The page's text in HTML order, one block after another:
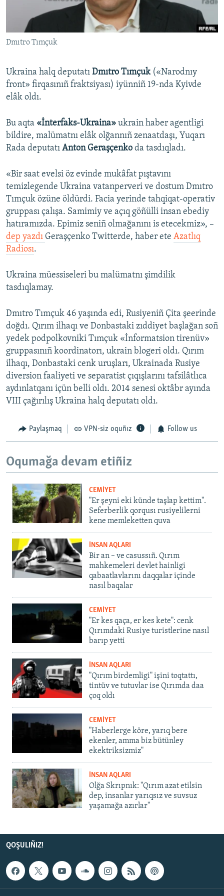
Русский
Українською
Dmıtro Tımçuk
Ukraina halq deputatı Dmıtro Tımçuk(«Narodnıy
front» firqasınıñ fraktsiyası) iyünniñ 19-nda Kyivde
elâk oldı.
Bu aqta «İnterfaks-Ukraina» ukrain haber agentligi
bildire, malümatnı elâk olğannıñ zenaatdaşı, Yuqarı
Rada deputatı Anton Geraşçenko da tasdıqladı.
«Bir saat evelsi öz evinde mukâfat pıştavını
temizlegende Ukraina vatanperveri ve dostum Dmıtro
Tımçuk özüne öldürdi. Facia yerinde tahqiqat-operativ
gruppası çalışa. Samimiy ve açıq göñülli insan ebediy
hatıramızda. Epimiz seniñ olmağanını is etecekmiz», –
dep yazdı Geraşçenko Twitterde, haber ete Azatlıq
Radiosı.
Ukraina müessiseleri bu malümatnı şimdilik
tasdıqlamay.
Dmıtro Tımçuk 46 yaşında edi, Rusiyeniñ Çita şeerinde
doğdı. Qırım ilhaqı ve Donbastaki zıddiyet başlağan soñ
yedek podpolkovniki Tımçuk «İnformatsion tirenüv»
gruppasınıñ koordinatorı, ukrain blogeri oldı. Qırım
ilhaqı, Donbastaki cenk uruşları, Ukrainada Rusiye
diversion faaliyeti ve separatist çıqışlarını tafsilâtlıca
aydınlatqanı içün belli oldı. 2014 senesi oktâbr ayında
VIII çağırılış Ukraina halq deputatı oldı.
Paylaşmaq VPN-siz oquñız Follow us
Oqumağa devam etiñiz
CEMİYET
"Er şeyni eki künde taşlap kettim".
Seferberlik qorqusı rusiyelilerni
kene memleketten quva
İNSAN AQLARI
Bir an – ve casussıñ. Qırım
mahkemeleri devlet hainligi
qabaatlavlarını daqqalar içinde
nasıl baqalar
CEMİYET
"Er kes qaça, er kes kete": cenk
Qırımdaki Rusiye turistlerine nasıl
barıp yetti
İNSAN AQLARI
"Qırım birdemligi" işini toqtattı,
tintüv ve tutuvlar ise Qırımda daa
çoq oldı
CEMİYET
"Haberlerge köre, yarıq bere
ekenler, amma biz bütünley
ekektriksizmiz"
İNSAN AQLARI
Olğa Skrıpnık: "Qırım azat etilsin
dep, insanlar yarıqsız ve suvsuz
yaşamağa azırlar"
QOŞULIÑIZ!